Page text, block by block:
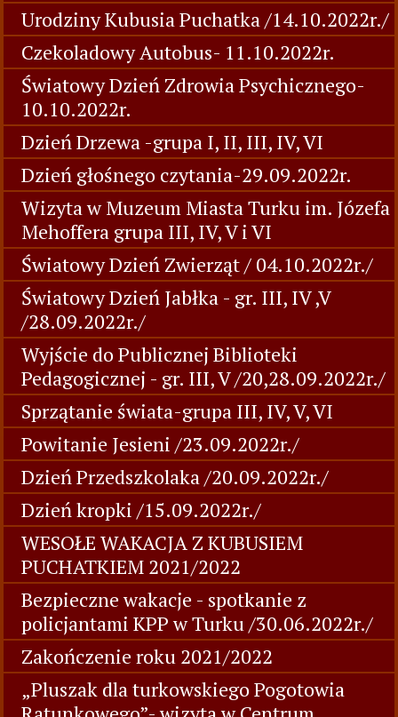
Urodziny Kubusia Puchatka /14.10.2022r./
Czekoladowy Autobus- 11.10.2022r.
Światowy Dzień Zdrowia Psychicznego-
10.10.2022r.
Dzień Drzewa -grupa I, II, III, IV, VI
Dzień głośnego czytania-29.09.2022r.
Wizyta w Muzeum Miasta Turku im. Józefa
Mehoffera grupa III, IV, V i VI
Światowy Dzień Zwierząt / 04.10.2022r./
Światowy Dzień Jabłka - gr. III, IV ,V
/28.09.2022r./
Wyjście do Publicznej Biblioteki
Pedagogicznej - gr. III, V /20,28.09.2022r./
Sprzątanie świata-grupa III, IV, V, VI
Powitanie Jesieni /23.09.2022r./
Dzień Przedszkolaka /20.09.2022r./
Dzień kropki /15.09.2022r./
WESOŁE WAKACJA Z KUBUSIEM
PUCHATKIEM 2021/2022
Bezpieczne wakacje - spotkanie z
policjantami KPP w Turku /30.06.2022r./
Zakończenie roku 2021/2022
„Pluszak dla turkowskiego Pogotowia